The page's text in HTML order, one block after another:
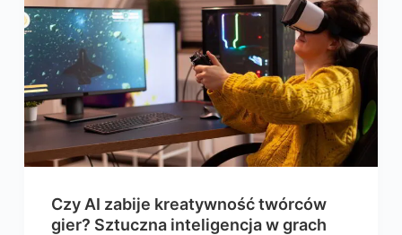
Czy AI zabije kreatywność twórców
gier? Sztuczna inteligencja w grach